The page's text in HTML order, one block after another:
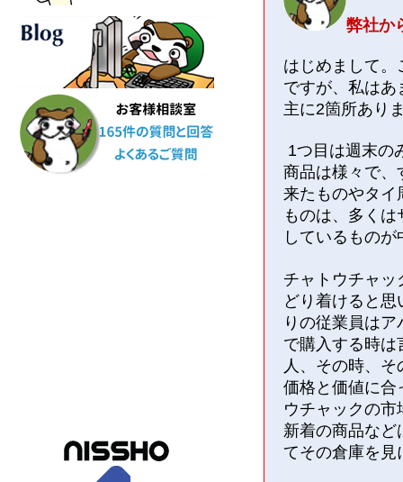
弊社か
はじめまして 。
ですが、私はあ
主に2箇所あり
1つ目は週末の
商品は様々で、
来たものやタイ
ものは、多く
しているものが
チャトウチャッ
どり着けると思
りの従業員は
で購入する時は
人、その時、
価格と価値に合
ウチャックの
新着の商品など
てその倉庫を見